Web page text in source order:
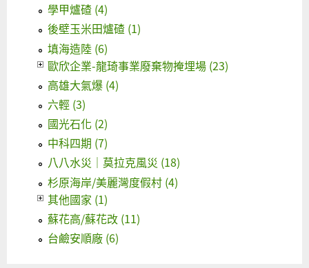
學甲爐碴 (4)
後壁玉米田爐碴 (1)
填海造陸 (6)
歐欣企業-龍琦事業廢棄物掩埋場 (23)
高雄大氣爆 (4)
六輕 (3)
國光石化 (2)
中科四期 (7)
八八水災｜莫拉克風災 (18)
杉原海岸/美麗灣度假村 (4)
其他國家 (1)
蘇花高/蘇花改 (11)
台鹼安順廠 (6)